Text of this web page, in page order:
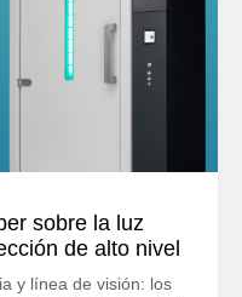
sobre la luz
de alto nivel
y línea de visión: los